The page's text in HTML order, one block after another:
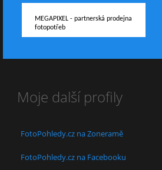
MEGAPIXEL - partnerská prodejna
fotopotřeb
Moje další profily
FotoPohledy.cz na Zoneramě
FotoPohledy.cz na Facebooku